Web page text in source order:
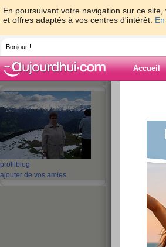
En poursuivant votre navigation sur ce
et offres adaptés à vos centres d'intérêt.
Bonjour !
Accueil
profil blog
ajouter de vos amies
publié le